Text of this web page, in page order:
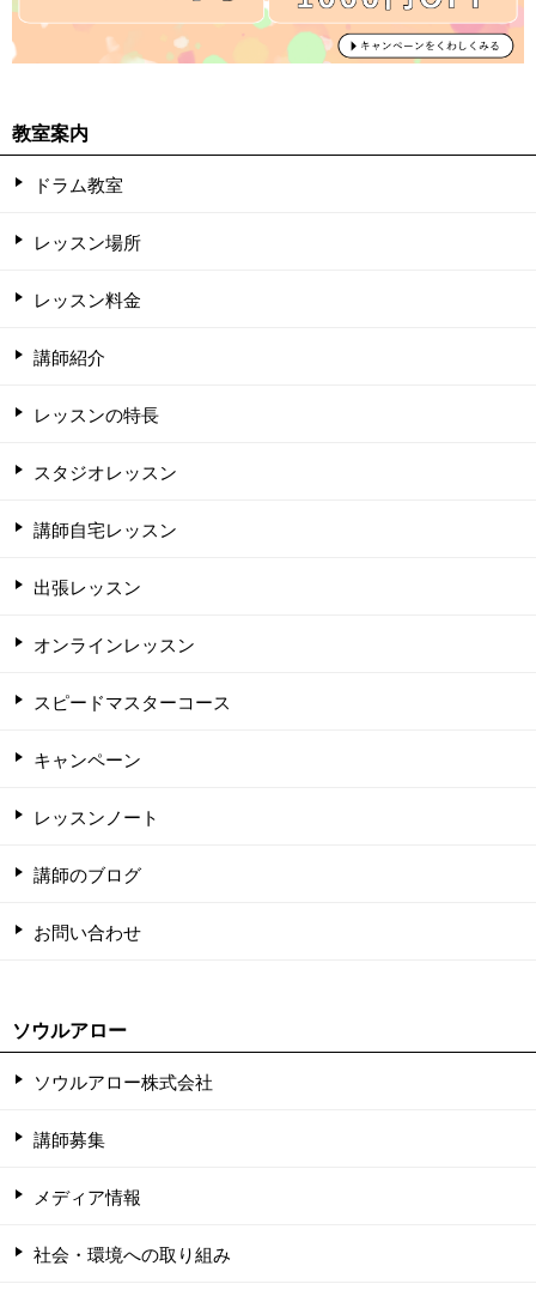
教室案内
ドラム教室
レッスン場所
レッスン料金
講師紹介
レッスンの特長
スタジオレッスン
講師自宅レッスン
出張レッスン
オンラインレッスン
スピードマスターコース
キャンペーン
レッスンノート
講師のブログ
お問い合わせ
ソウルアロー
ソウルアロー株式会社
講師募集
メディア情報
社会・環境への取り組み